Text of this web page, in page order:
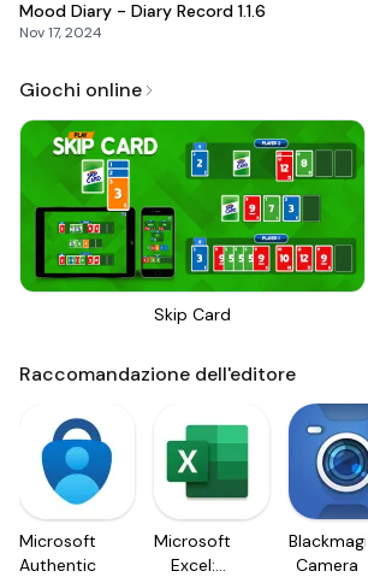
Mood Diary - Diary Record 1.1.6
Nov 17, 2024
Giochi online
Skip Card
Raccomandazione dell'editore
Microsoft
Authenticator
Microsoft
Excel:
Blackmagic
Camera